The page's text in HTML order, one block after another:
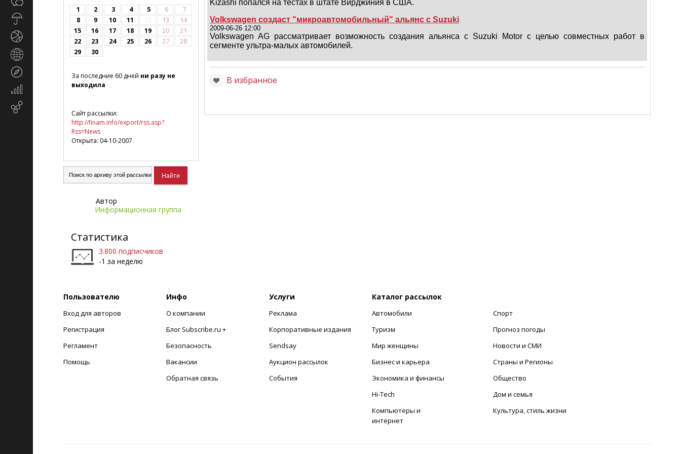
Экономика
маркетинг
1 2 3 4 5 6
7
8
9 10 11 12 13
14
15
16 17 18 19 20
21
22
23 24 25 26 27
28
29
30
За последние 60 дней ни разу не
выходила
Сайт рассылки:
http://finam.info/export/rss.asp?
Rss=News
Открыта: 04-10-2007
Автор
Информационная группа
Статистика
3.800 подписчиков
-1 за неделю
Kizashi попался на тестах в штате Вирджиния в США.
Volkswagen создаст "микроавтомобильный" альянс с Suzuki
2009-06-26 12:00
Volkswagen AG рассматривает возможность создания альянса с Suzuki Motor с целью совместных работ в
сегменте ультра-малых автомобилей.
В избранное
Пользователю
Вход для авторов
Регистрация
Регламент
Помощь
Инфо
О компании
Блог Subscribe.ru +
Безопасность
Вакансии
Обратная связь
Услуги
Реклама
Корпоративные издания
Sendsay
Аукцион рассылок
События
Каталог рассылок
Автомобили
Туризм
Мир женщины
Бизнес и карьера
Экономика и финансы
Hi-Tech
Компьютеры и
интернет
Спорт
Прогноз погоды
Новости и СМИ
Страны и Регионы
Общество
Дом и семья
Культура, стиль жизни